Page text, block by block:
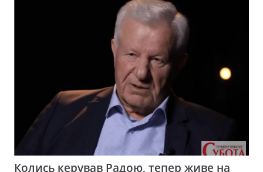
Колись керував Радою, тепер живе на